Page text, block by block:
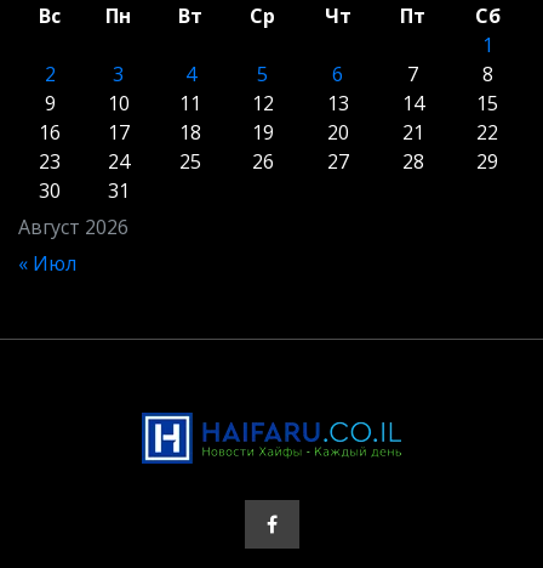
Август 2026
Вс Пн Вт Ср Чт Пт
Сб
1
2
3 4 5 6 7
8
9
10 11 12 13 14
15
16
17 18 19 20 21
22
23
24 25 26 27 28
29
30
31
« Июл